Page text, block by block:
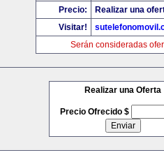
Precio:
Realizar una
Visitar!
Serán consideradas
Realizar una Oferta
Precio Ofrecido $